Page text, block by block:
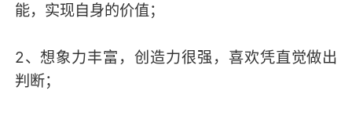
能，实现自身的价值；
2、想象力丰富，创造力很强，喜欢凭直觉做出
判断；